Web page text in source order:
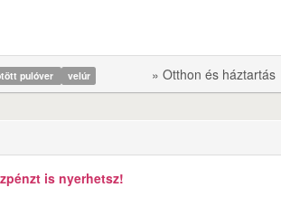
pulóver velúr » Otthon és háztartás
is nyerhetsz!